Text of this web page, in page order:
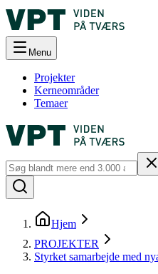
Menu
Projekter
Kerneområder
Temaer
Hjem
PROJEKTER
Styrket samarbejde med